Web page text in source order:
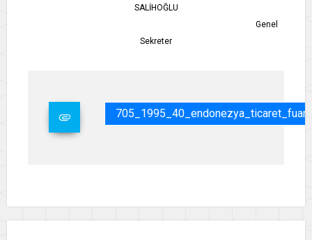
SALİHOĞLU
Genel
Sekreter